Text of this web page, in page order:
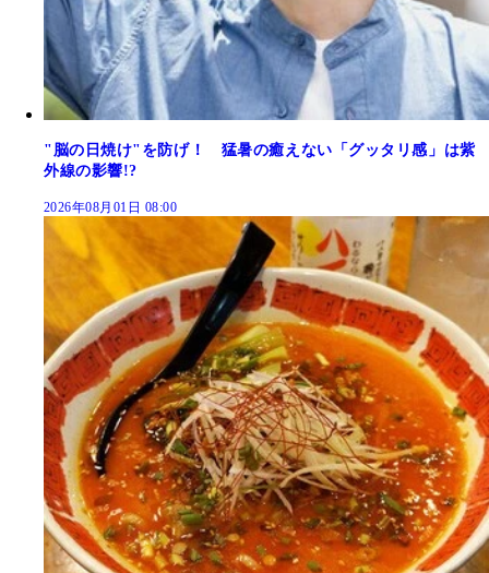
"脳の日焼け"を防げ！ 猛暑の癒えない「グッタリ感」は紫
外線の影響!?
2026年08月01日 08:00